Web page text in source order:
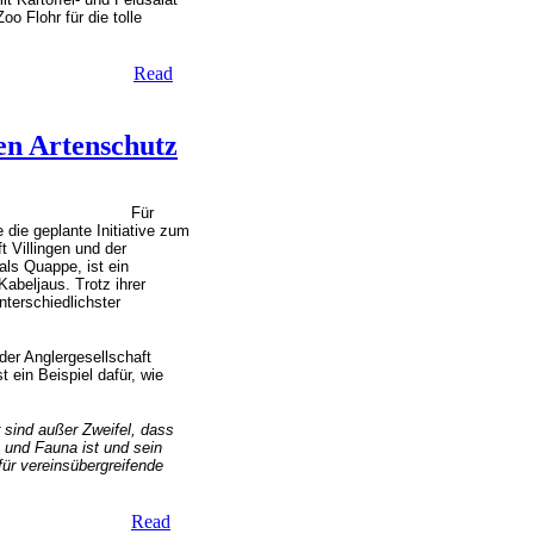
Flohr für die tolle
Read
Artenschutz
Für
die geplante Initiative zum
Villingen und der
Quappe, ist ein
Trotz ihrer
Anglergesellschaft
ein Beispiel dafür, wie
außer Zweifel, dass
Fauna ist und sein
vereinsübergreifende
Read